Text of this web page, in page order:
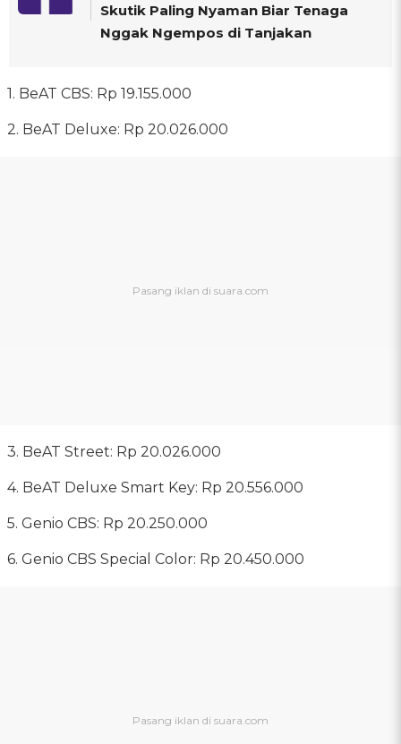
Skutik Paling Nyaman Biar Tenaga
Nggak Ngempos di Tanjakan
1. BeAT CBS: Rp 19.155.000
2. BeAT Deluxe: Rp 20.026.000
3. BeAT Street: Rp 20.026.000
4. BeAT Deluxe Smart Key: Rp 20.556.000
5. Genio CBS: Rp 20.250.000
6. Genio CBS Special Color: Rp 20.450.000